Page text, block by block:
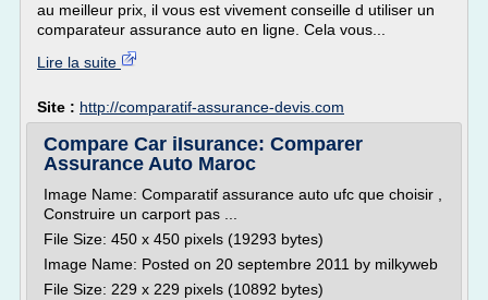
au meilleur prix, il vous est vivement conseille d utiliser un
comparateur assurance auto en ligne. Cela vous...
Lire la suite
Site : http://comparatif-assurance-devis.com
Compare Car iIsurance: Comparer
Assurance Auto Maroc
Image Name: Comparatif assurance auto ufc que choisir ,
Construire un carport pas ...
File Size: 450 x 450 pixels (19293 bytes)
Image Name: Posted on 20 septembre 2011 by milkyweb
File Size: 229 x 229 pixels (10892 bytes)